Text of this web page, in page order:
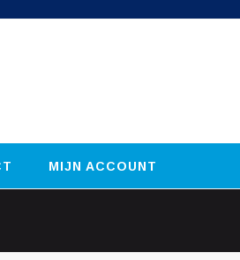
MIJN ACCOUNT